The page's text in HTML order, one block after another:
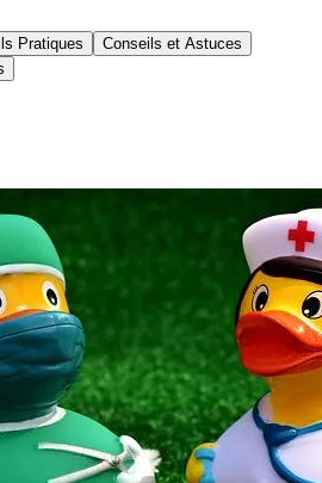
Pratiques
Conseils et Astuces